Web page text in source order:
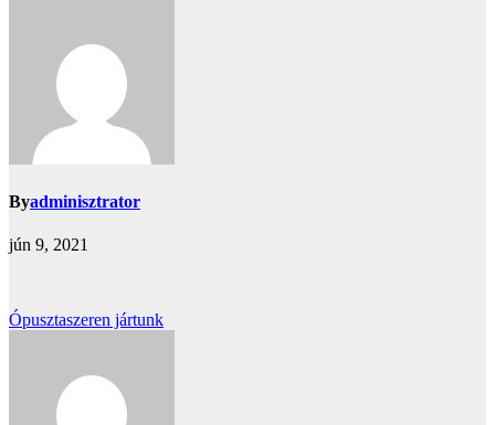
Byadminisztrator
jún 9, 2021
Bejegyzés
Ópusztaszeren jártunk